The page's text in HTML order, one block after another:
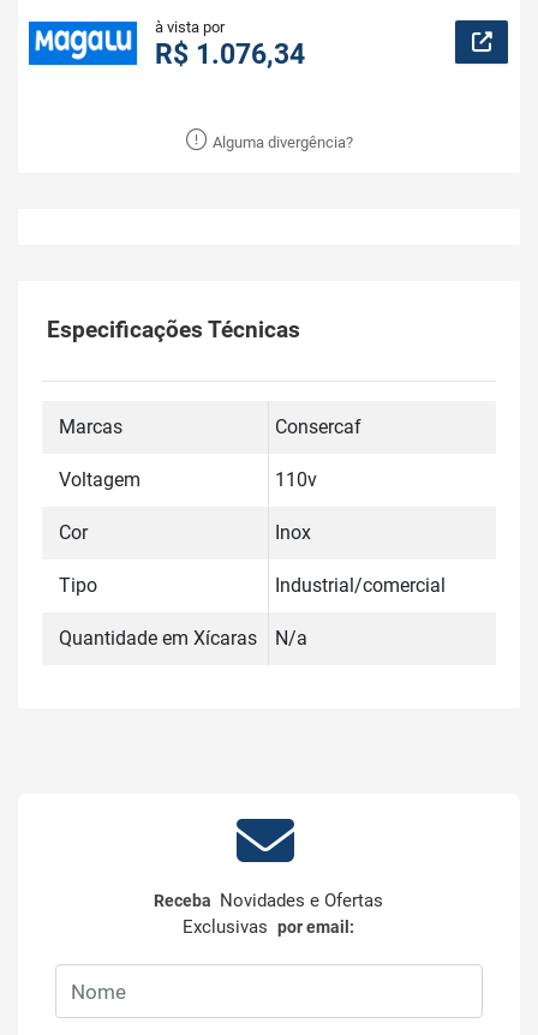
à vista por
R$ 1.076,34
Alguma divergência?
Especificações Técnicas
Marcas Consercaf
Voltagem 110v
Cor Inox
Tipo Industrial/comercial
Quantidade em Xícaras N/a
Receba Novidades e Ofertas
Exclusivaspor email: